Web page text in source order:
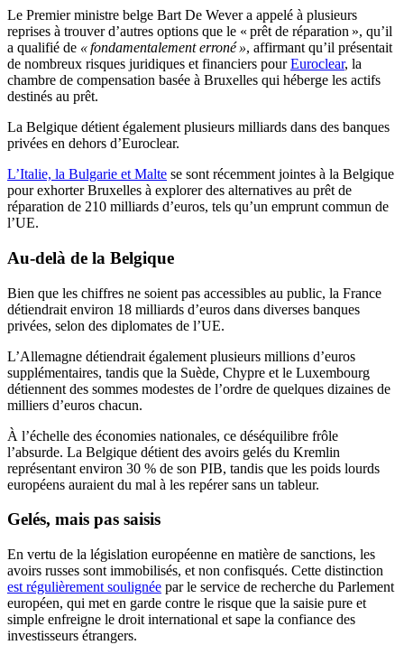
Le Premier ministre belge Bart De Wever a appelé à plusieurs
reprises à trouver d’autres options que le « prêt de réparation », qu’il
a qualifié de « fondamentalement erroné », affirmant qu’il présentait
de nombreux risques juridiques et financiers pourEuroclear, la
chambre de compensation basée à Bruxelles qui héberge les actifs
destinés au prêt.
La Belgique détient également plusieurs milliards dans des banques
privées en dehors d’Euroclear.
L’Italie, la Bulgarie et Malte se sont récemment jointes à la Belgique
pour exhorter Bruxelles à explorer des alternatives au prêt de
réparation de 210 milliards d’euros, tels qu’un emprunt commun de
l’UE.
Au-delà de la Belgique
Bien que les chiffres ne soient pas accessibles au public, la France
détiendrait environ 18 milliards d’euros dans diverses banques
privées, selon des diplomates de l’UE.
L’Allemagne détiendrait également plusieurs millions d’euros
supplémentaires, tandis que la Suède, Chypre et le Luxembourg
détiennent des sommes modestes de l’ordre de quelques dizaines de
milliers d’euros chacun.
À l’échelle des économies nationales, ce déséquilibre frôle
l’absurde. La Belgique détient des avoirs gelés du Kremlin
représentant environ 30 % de son PIB, tandis que les poids lourds
européens auraient du mal à les repérer sans un tableur.
Gelés, mais pas saisis
En vertu de la législation européenne en matière de sanctions, les
avoirs russes sont immobilisés, et non confisqués. Cette distinction
est régulièrement soulignée par le service de recherche du Parlement
européen, qui met en garde contre le risque que la saisie pure et
simple enfreigne le droit international et sape la confiance des
investisseurs étrangers.